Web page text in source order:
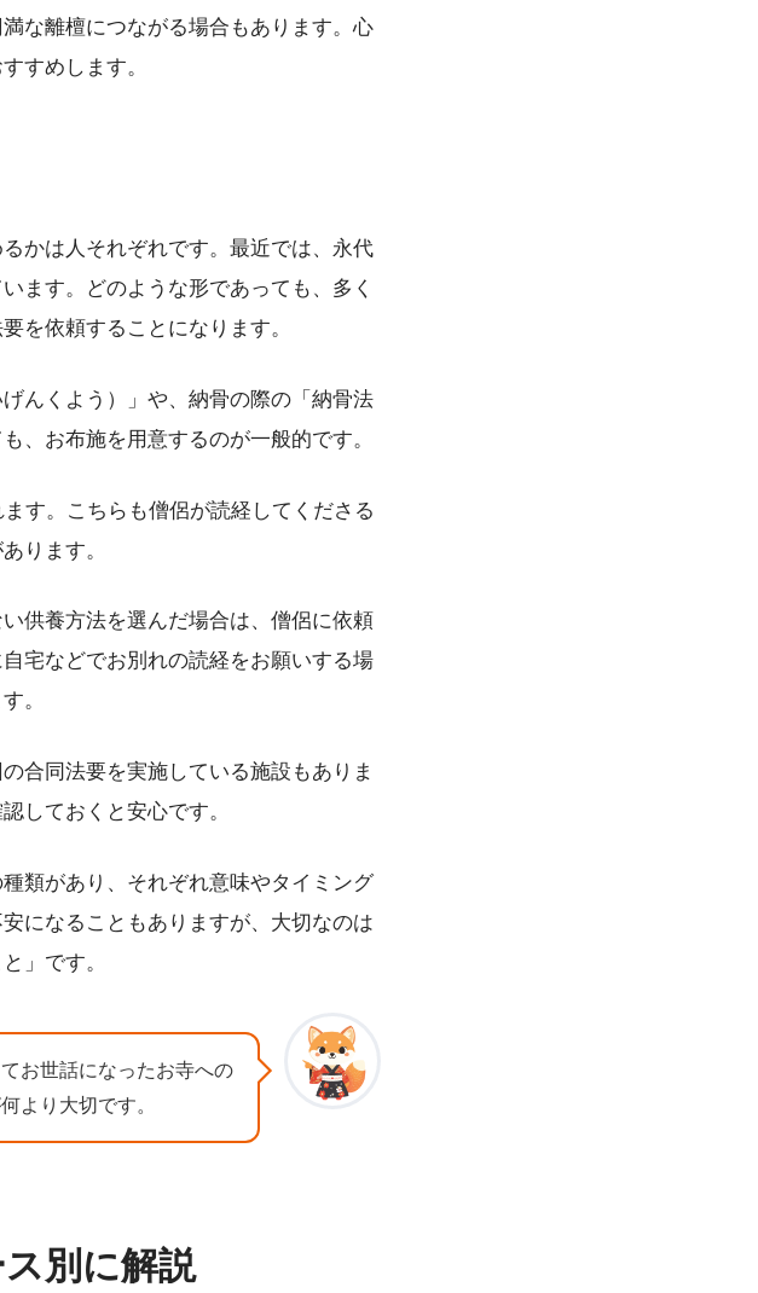
な離檀につながる場合もあります。心
すめします。
かは人それぞれです。最近では、永代
ます。どのような形であっても、多く
を依頼することになります。
んくよう）」や、納骨の際の「納骨法
、お布施を用意するのが一般的です。
す。こちらも僧侶が読経してくださる
ります。
供養方法を選んだ場合は、僧侶に依頼
宅などでお別れの読経をお願いする場
。
合同法要を実施している施設もありま
しておくと安心です。
類があり、それぞれ意味やタイミング
になることもありますが、大切なのは
」です。
お世話になったお寺への
より大切です。
別に解説